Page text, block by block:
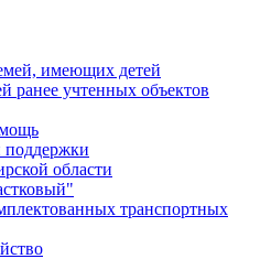
имеющих детей
ранее учтенных объектов
поддержки
области
транспортных